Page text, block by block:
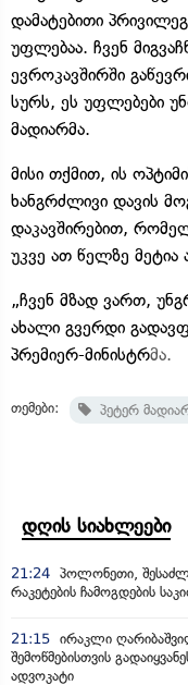
დამატებითი
უფლებაა. ჩვენ
ევროკავშირში
სურს, ეს უფლებები
მადიარმა.
მისი თქმით, ის
ხანგრძლივი დავის
დაკავშირებით,
უკვე ათ წელზე მეტია
„ჩვენ მზად ვართ,
ახალი გვერდი
პრემიერ-მინისტრმა.
თემები: პეტერ
დღის სიახლეები
21:24 პოლონეთი,
რაკეტების ჩამოგდების
21:15 ირაკლი
შემოწმებისთვის
ადვოკატი